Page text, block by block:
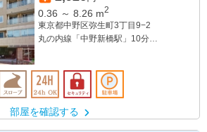
0.36 ～ 8.26 m2
東京都中野区弥生町3丁目9−2
丸の内線「中野新橋駅」10分
部屋を確認する